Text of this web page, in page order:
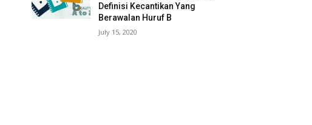
Definisi Kecantikan Yang
Berawalan Huruf B
July 15, 2020